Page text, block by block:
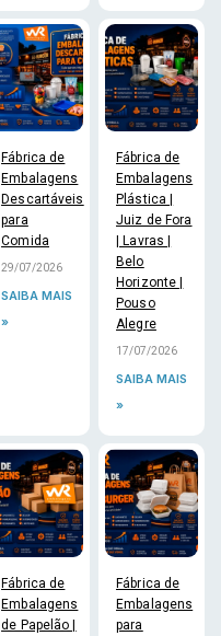
Fábrica de
Embalagens
Descartáveis
para
Comida
29/07/2026
SAIBA MAIS
»
Fábrica de
Embalagens
Plástica |
Juiz de Fora
| Lavras |
Belo
Horizonte |
Pouso
Alegre
17/07/2026
SAIBA MAIS
»
Fábrica de
Embalagens
de Papelão |
Fábrica de
Embalagens
para